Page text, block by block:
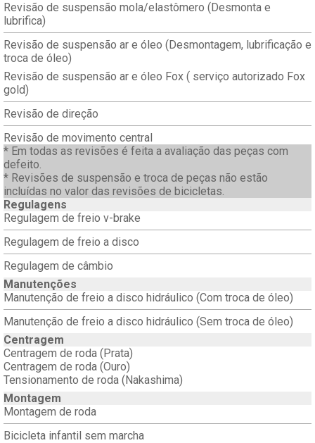
Revisão de suspensão mola/elastômero (Desmonta e
lubrifica)
Revisão de suspensão ar e óleo (Desmontagem, lubrificação e
troca de óleo)
Revisão de suspensão ar e óleo Fox ( serviço autorizado Fox
gold)
Revisão de direção
Revisão de movimento central
* Em todas as revisões é feita a avaliação das peças com
defeito.
* Revisões de suspensão e troca de peças não estão
incluídas no valor das revisões de bicicletas.
Regulagens
Regulagem de freio v-brake
Regulagem de freio a disco
Regulagem de câmbio
Manutenções
Manutenção de freio a disco hidráulico (Com troca de óleo)
Manutenção de freio a disco hidráulico (Sem troca de óleo)
Centragem
Centragem de roda (Prata)
Centragem de roda (Ouro)
Tensionamento de roda (Nakashima)
Montagem
Montagem de roda
Bicicleta infantil sem marcha